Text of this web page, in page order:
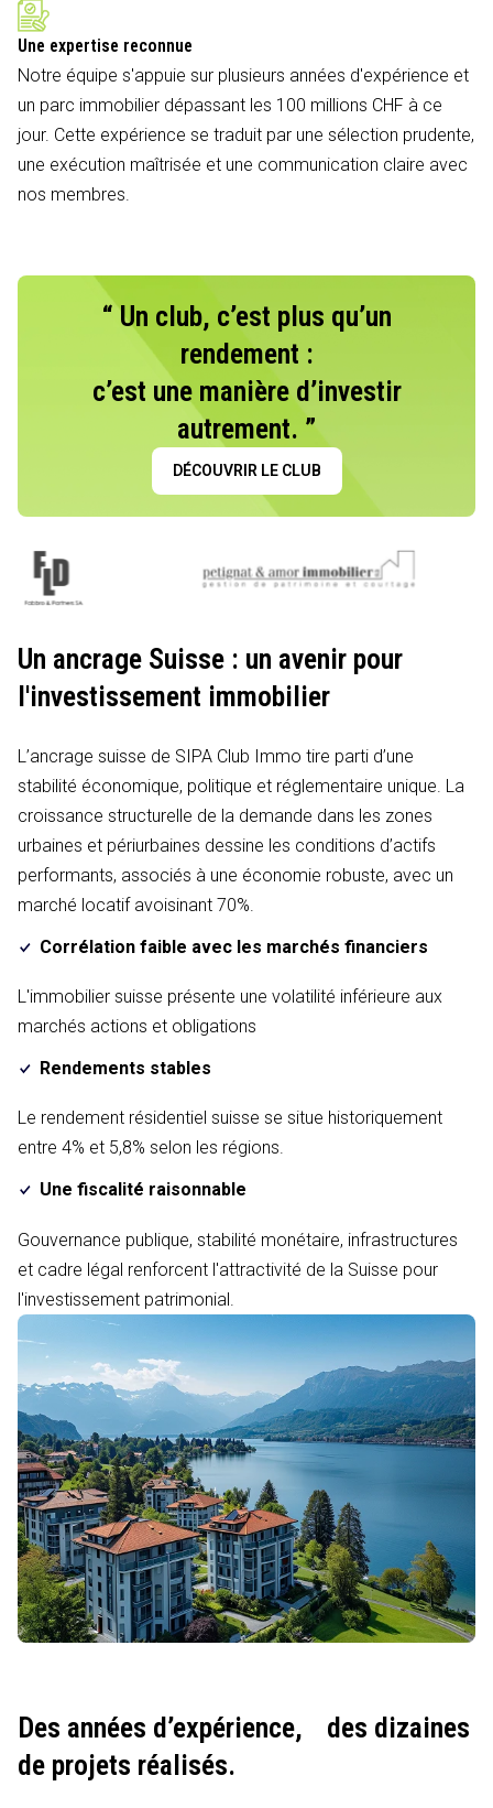
Une expertise reconnue
Notre équipe s'appuie sur plusieurs années d'expérience et
un parc immobilier dépassant les 100 millions CHF à ce
jour. Cette expérience se traduit par une sélection prudente,
une exécution maîtrisée et une communication claire avec
nos membres.
“ Un club, c’est plus qu’un
rendement :
c’est une manière d’investir
autrement. ”
DÉCOUVRIR LE CLUB
Un ancrage Suisse : un avenir pour
l'investissement immobilier
L’ancrage suisse de SIPA Club Immo tire parti d’une
stabilité économique, politique et réglementaire unique. La
croissance structurelle de la demande dans les zones
urbaines et périurbaines dessine les conditions d’actifs
performants, associés à une économie robuste, avec un
marché locatif avoisinant 70%.
Corrélation faible avec les marchés financiers
L'immobilier suisse présente une volatilité inférieure aux
marchés actions et obligations
Rendements stables
Le rendement résidentiel suisse se situe historiquement
entre 4% et 5,8% selon les régions.
Une fiscalité raisonnable
Gouvernance publique, stabilité monétaire, infrastructures
et cadre légal renforcent l'attractivité de la Suisse pour
l'investissement patrimonial.
Des années d’expérience,
des dizaines
de projets réalisés.